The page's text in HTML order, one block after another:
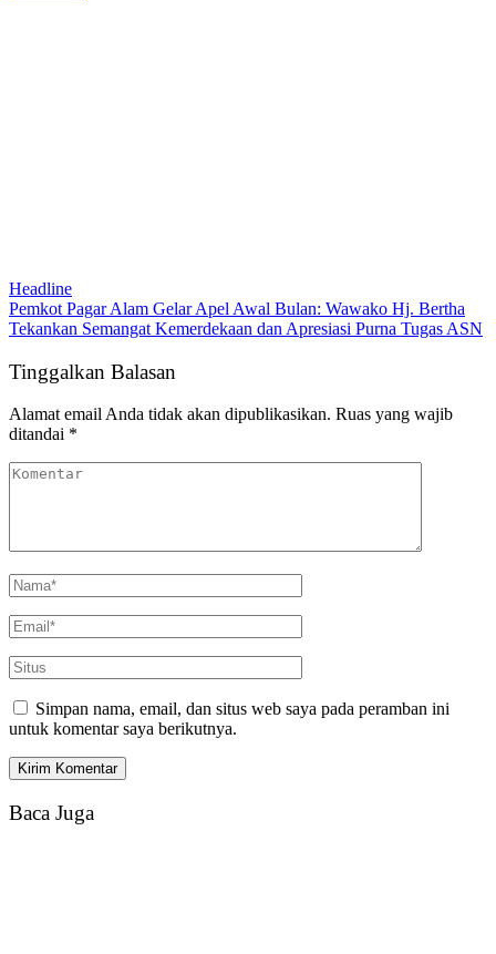
Headline
Pemkot Pagar Alam Gelar Apel Awal Bulan: Wawako Hj. Bertha
Tekankan Semangat Kemerdekaan dan Apresiasi Purna Tugas ASN
Tinggalkan Balasan
Alamat email Anda tidak akan dipublikasikan. Ruas yang wajib
ditandai *
Simpan nama, email, dan situs web saya pada peramban ini
untuk komentar saya berikutnya.
Baca Juga